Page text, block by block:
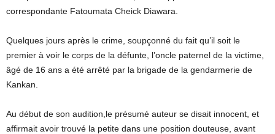
correspondante Fatoumata Cheick Diawara.
Quelques jours après le crime, soupçonné du fait qu’il soit le
premier à voir le corps de la défunte, l’oncle paternel de la victime,
âgé de 16 ans a été arrêté par la brigade de la gendarmerie de
Kankan.
Au début de son audition,le présumé auteur se disait innocent, et
affirmait avoir trouvé la petite dans une position douteuse, avant